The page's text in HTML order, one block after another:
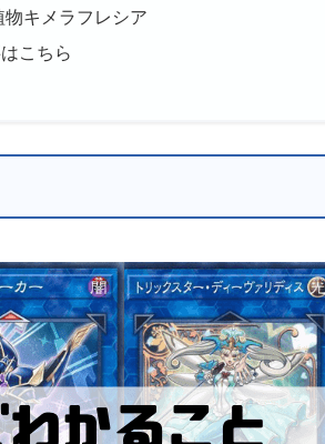
物キメラフレシア
こちら